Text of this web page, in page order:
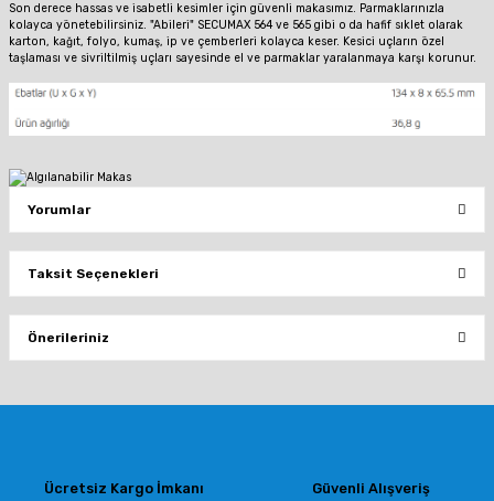
Son derece hassas ve isabetli kesimler için güvenli makasımız. Parmaklarınızla
kolayca yönetebilirsiniz. "Abileri" SECUMAX 564 ve 565 gibi o da hafif sıklet olarak
karton, kağıt, folyo, kumaş, ip ve çemberleri kolayca keser. Kesici uçların özel
taşlaması ve sivriltilmiş uçları sayesinde el ve parmaklar yaralanmaya karşı korunur.
Yorumlar
Bu ürüne ilk yorumu siz yapın!
Yorum Yaz
Taksit Seçenekleri
Önerileriniz
Ücretsiz Kargo İmkanı Güvenli Alışveriş